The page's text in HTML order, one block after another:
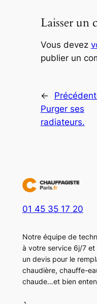
Laisser un
Vous devez
publier un
←
Purger ses
radiateurs.
01 45 35 17 20
Notre équipe de
à votre service 6j/7
un devis pour le
chaudière, chauffe-
chaude…et bien